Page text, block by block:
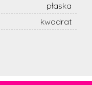
płaska
kwadrat